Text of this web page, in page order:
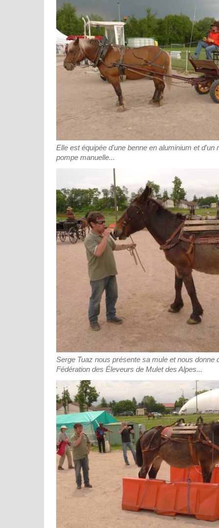
Elle est équipée d'une benne en aluminium et d'un
pompe manuelle...
Serge Tuaz nous présente sa mule et nous donne
Fédération des Éleveurs de Mulet des Alpes...